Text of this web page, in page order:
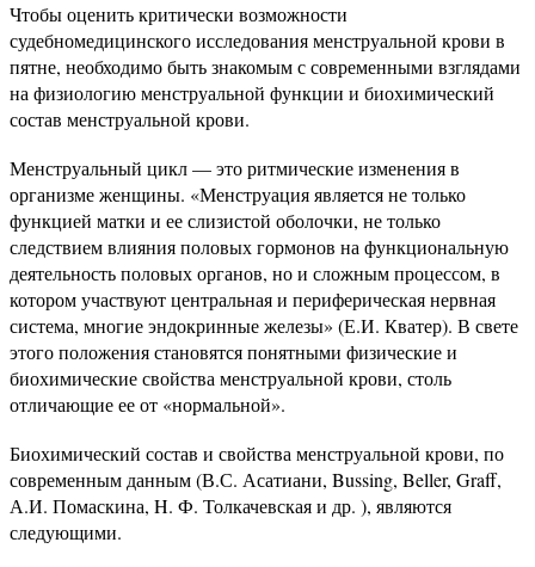
Чтобы оценить критически возможности
судебномедицинского исследования менструальной крови в
пятне, необходимо быть знакомым с современными взглядами
на физиологию менструальной функции и биохимический
состав менструальной крови.
Менструальный цикл — это ритмические изменения в
организме женщины. «Менструация является не только
функцией матки и ее слизистой оболочки, не только
следствием влияния половых гормонов на функциональную
деятельность половых органов, но и сложным процессом, в
котором участвуют центральная и периферическая нервная
система, многие эндокринные железы» (Е.И. Кватер). В свете
этого положения становятся понятными физические и
биохимические свойства менструальной крови, столь
отличающие ее от «нормальной».
Биохимический состав и свойства менструальной крови, по
современным данным (В.С. Асатиани, Bussing, Beller, Graff,
А.И. Помаскина, H. Ф. Толкачевская и др. ), являются
следующими.